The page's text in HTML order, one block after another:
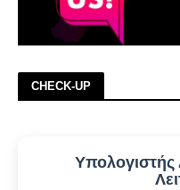
CHECK-UP
Υπολογιστής